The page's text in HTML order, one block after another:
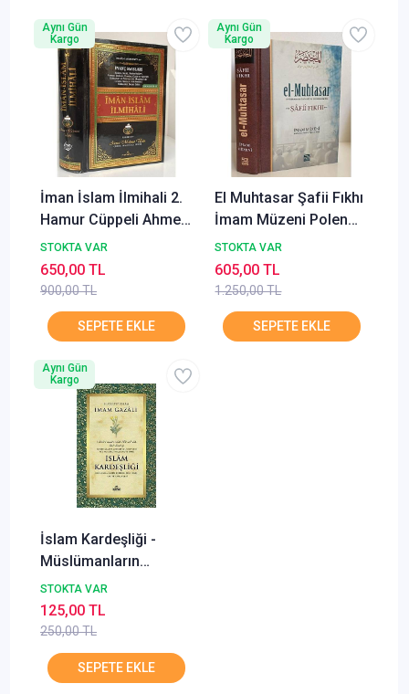
İman İslam İlmihali 2.
Hamur Cüppeli Ahmet
Mahmut Ünlü AHISKA
STOKTA VAR
900,00 TL
650,00 TL
Aynı Gün
Kargo
El Muhtasar Şafii Fıkhı
İmam Müzeni Polen
Karınca
STOKTA VAR
1.250,00 TL
605,00 TL
Aynı Gün
Kargo
İslam Kardeşliği -
Müslümanların
Birbirlerine Karşı Hak
ve Görevleri
STOKTA VAR
250,00 TL
125,00 TL
Aynı Gün
Kargo